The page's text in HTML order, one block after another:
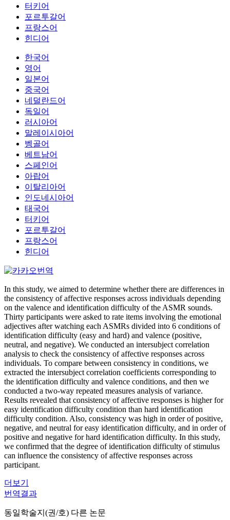
터키어
포르투갈어
프랑스어
힌디어
한국어
영어
일본어
중국어
네덜란드어
독일어
러시아어
말레이시아어
벵골어
베트남어
스페인어
아랍어
이탈리아어
인도네시아어
태국어
터키어
포르투갈어
프랑스어
힌디어
In this study, we aimed to determine whether there are differences in
the consistency of affective responses across individuals depending
on the valence and identification difficulty of the ASMR sounds.
Thirty participants were asked to rate items involving the emotional
adjectives after watching each ASMRs divided into 6 conditions of
identification difficulty (easy and hard) and valence (positive,
neutral, and negative). We conducted an intersubject correlation
analysis to check the consistency of affective responses across
individuals. To compare between consistency in conditions, we
extracted the intersubject correlation coefficients corresponding to
the identification difficulty and valence conditions, and then we
conducted a two-way repeated measures analysis of variance.
Results revealed that consistency of affective responses is higher for
easy identification difficulty condition than hard identification
difficulty condition. Also, consistency was high in order of positive,
negative, and neutral for easy identification difficulty, and in order of
positive and negative for hard identification difficulty. In this study,
we confirmed that the degree of identification difficulty of stimulus
can influence the consistency of affective responses across
participant.
더보기
번역결과
동일학술지(권/호) 다른 논문